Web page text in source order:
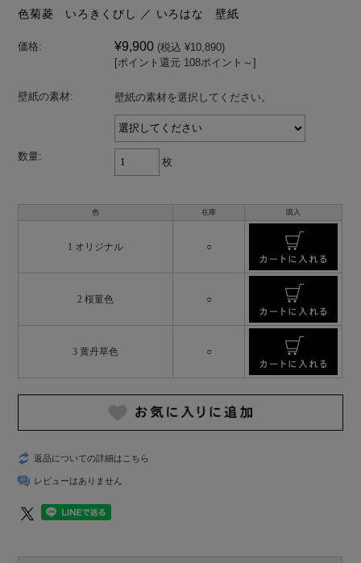
色菊菱 いろきくびし ／ いろはな 壁紙
価格: ¥9,900 (税込 ¥10,890)
[ポイント還元 108ポイント～]
壁紙の素材: 壁紙の素材を選択してください。
数量: 枚
色 在庫 購入
1 オリジナル ○
2 桜菫色 ○
3 黄丹草色 ○
返品についての詳細はこちら
レビューはありません